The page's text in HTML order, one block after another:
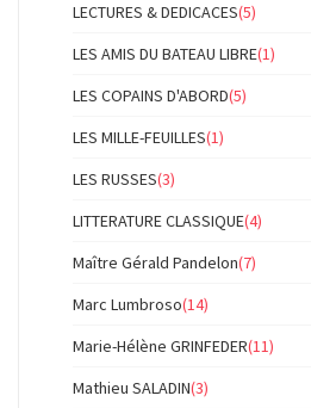
LECTURES & DEDICACES(5)
LES AMIS DU BATEAU LIBRE(1)
LES COPAINS D'ABORD(5)
LES MILLE-FEUILLES(1)
LES RUSSES(3)
LITTERATURE CLASSIQUE(4)
Maître Gérald Pandelon(7)
Marc Lumbroso(14)
Marie-Hélène GRINFEDER(11)
Mathieu SALADIN(3)